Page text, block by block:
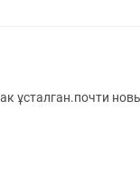
ұсталган.почти